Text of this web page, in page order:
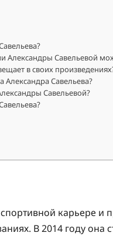
Александры Савельевой
в своих
Савельева?
Савельевой?
карьере и
В 2014 году она